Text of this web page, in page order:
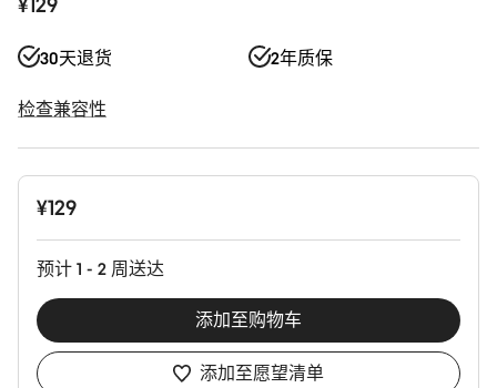
30天退货 2年质保
检查兼容性
产
¥129
预计 1 - 2 周送达
添加至购物车
添加至愿望清单